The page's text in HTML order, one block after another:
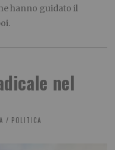
hanno guidato il
nel
/ POLITICA